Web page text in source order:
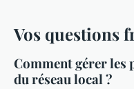
Vos questions
Comment gérer les
du réseau local ?